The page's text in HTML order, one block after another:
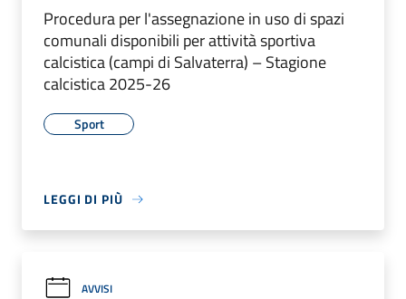
Procedura per l'assegnazione in uso di spazi
comunali disponibili per attività sportiva
calcistica (campi di Salvaterra) – Stagione
calcistica 2025-26
Sport
LEGGI DI PIÙ
AVVISI